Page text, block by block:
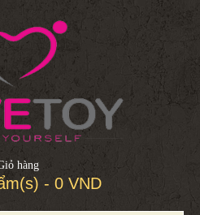
hàng
- 0 VND